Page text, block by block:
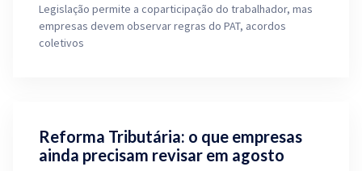
Legislação permite a coparticipação do trabalhador, mas
empresas devem observar regras do PAT, acordos
coletivos
Reforma Tributária: o que empresas
ainda precisam revisar em agosto